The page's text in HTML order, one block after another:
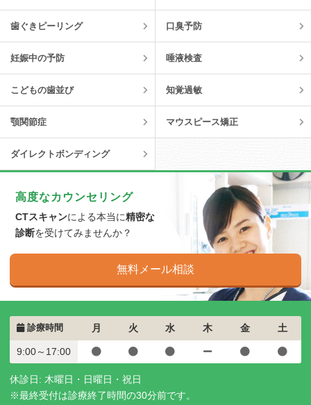
歯ぐきピーリング 口臭予防
妊娠中の予防 唾液検査
こどもの歯並び 知覚過敏
顎関節症 マウスピース矯正
ダイレクトボンディング
高度なカウンセリング
CTスキャンによる本当に精密な
診断を受けてみませんか？
無料メール相談
診療時間 月 火 水 木 金 土
9:00～17:00
休診日: 木曜日・日曜日・祝日
※最終受付は診療終了時間の30分前です。